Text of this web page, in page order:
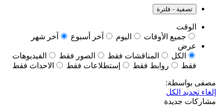
تصفية - فلترة
الوقت
جميع الأوقات
اليوم آخر أسبوع
آخر شهر
عرض
الكل
المناقشات فقط الصور فقط
الفيديوهات
فقط
روابط فقط إستطلاعات فقط الاحداث فقط
بواسطة:
تحديد الكل
جديدة